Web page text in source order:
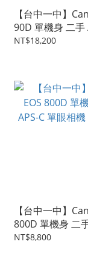
【台中一中】
90D 單機身 二手
眼相機 公司貨
NT$18,200
【台中一中】
800D 單機身 二
單眼相機 #102825
NT$8,800